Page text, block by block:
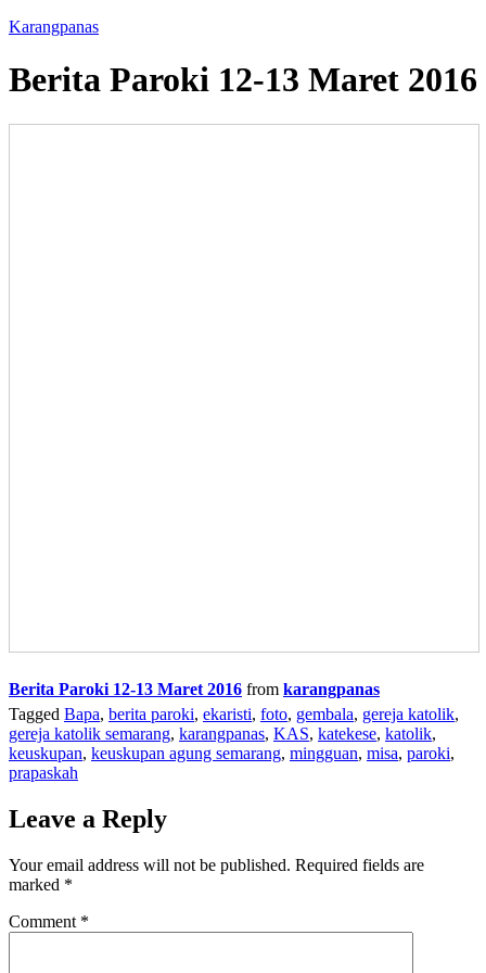
Karangpanas
Berita Paroki 12-13 Maret 2016
Berita Paroki 12-13 Maret 2016 from karangpanas
Tagged Bapa, berita paroki, ekaristi, foto, gembala, gereja katolik,
gereja katolik semarang, karangpanas, KAS, katekese, katolik,
keuskupan, keuskupan agung semarang, mingguan, misa, paroki,
prapaskah
Leave a Reply
Your email address will not be published. Required fields are
marked *
Comment *